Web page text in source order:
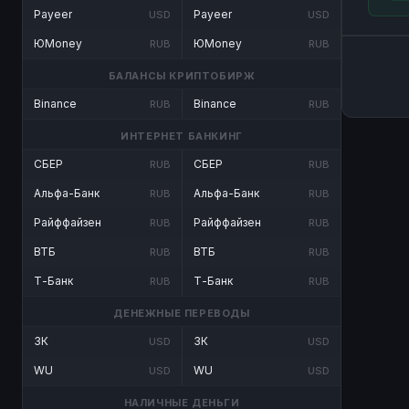
Payeer USD
ЮMoney RUB
Payeer USD
ЮMoney RUB
БАЛАНСЫ КРИПТОБИРЖ
Binance RUB Binance RUB
ИНТЕРНЕТ БАНКИНГ
СБЕР RUB
Альфа-Банк RUB
Райффайзен RUB
ВТБ RUB
Т-Банк RUB
СБЕР RUB
Альфа-Банк RUB
Райффайзен RUB
ВТБ RUB
Т-Банк RUB
ДЕНЕЖНЫЕ ПЕРЕВОДЫ
ЗК USD
WU USD
ЗК USD
WU USD
НАЛИЧНЫЕ ДЕНЬГИ